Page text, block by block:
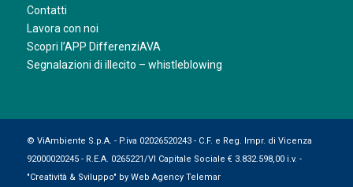
Contatti
Lavora con noi
Scopri l’APP DifferenziAVA
Segnalazioni di illecito – whistleblowing
© ViAmbiente S.p.A. - P.iva 02026520243 - C.F. e Reg. Impr. di Vicenza
92000020245 - R.E.A. 0265221/VI Capitale Sociale € 3.832.598,00 i.v. -
"Creatività & Sviluppo" by Web Agency Telemar